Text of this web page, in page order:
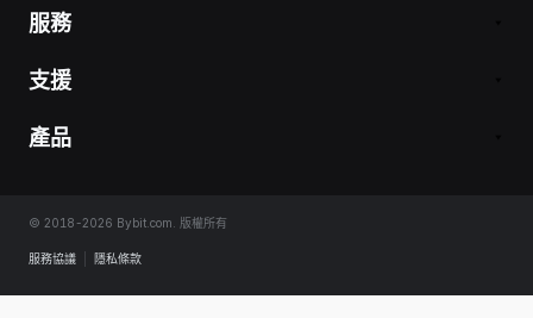
服務
支援
產品
© 2018-2026 Bybit.com. 版權所有
服務協議 隱私條款